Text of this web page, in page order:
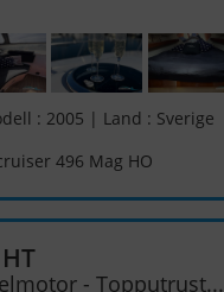
: 2005 | Land : Sverige
496 Mag HO
- Topputrust...